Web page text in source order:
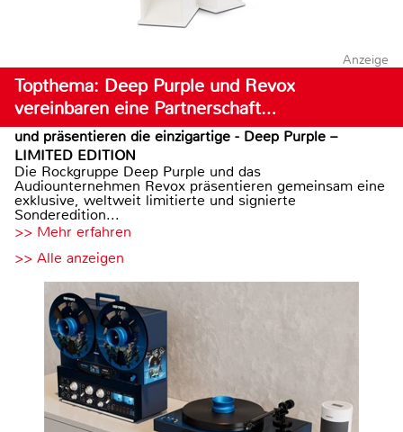
Anzeige
Topthema: Deep Purple und Revox
vereinbaren eine Partnerschaft…
und präsentieren die einzigartige - Deep Purple –
LIMITED EDITION
Die Rockgruppe Deep Purple und das
Audiounternehmen Revox präsentieren gemeinsam eine
exklusive, weltweit limitierte und signierte
Sonderedition...
>> Mehr erfahren
>> Alle anzeigen